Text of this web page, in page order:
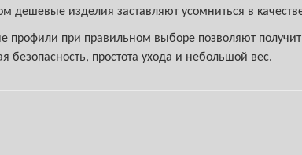
дешевые изделия заставляют усомниться в
при правильном выборе позволяют
безопасность, простота ухода и небольшой вес.